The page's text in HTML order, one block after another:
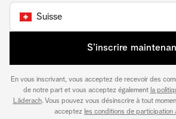
Suisse
S’inscrire
En vous inscrivant, vous acceptez de recevoir des
de notre part et vous acceptez également la
Läderach. Vous pouvez vous désinscrire à tout
acceptez les conditions de participation